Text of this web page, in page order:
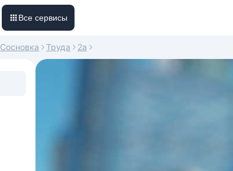
Все сервисы
Сосновка Труда 2а